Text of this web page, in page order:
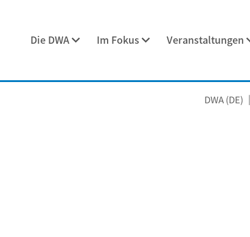
Die DWA Im Fokus Veranstaltungen
DWA (DE)